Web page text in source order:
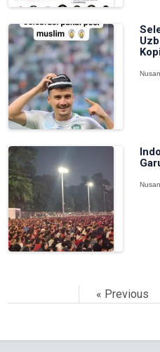
« Previous